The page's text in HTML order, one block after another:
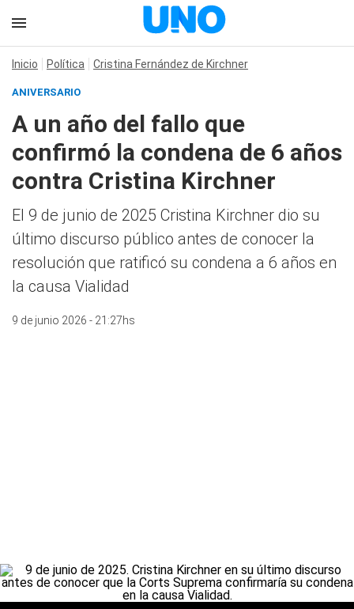
Inicio Política Cristina Fernández de Kirchner
ANIVERSARIO
A un año del fallo que
confirmó la condena de 6 años
contra Cristina Kirchner
El 9 de junio de 2025 Cristina Kirchner dio su
último discurso público antes de conocer la
resolución que ratificó su condena a 6 años en
la causa Vialidad
9 de junio 2026 - 21:27hs